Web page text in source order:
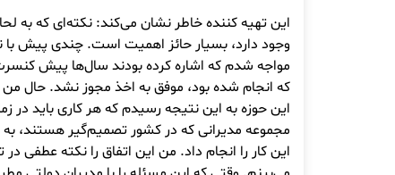
این تهیه کننده خاطر نشان می‌کند: نکته‌ای که به
وجود دارد، بسیار حائز اهمیت است. چندی پیش با
مواجه شدم که اشاره کرده‌ بودند سال‌ها پیش کنسرت
که انجام شده بود، موفق به اخذ مجوز نشد. حال
این حوزه به این نتیجه رسیدم که هر کاری باید در
مجموعه مدیرانی که در کشور تصمیم‌گیر هستند، به
این کار را انجام داد. من این اتفاق را نکته عطفی